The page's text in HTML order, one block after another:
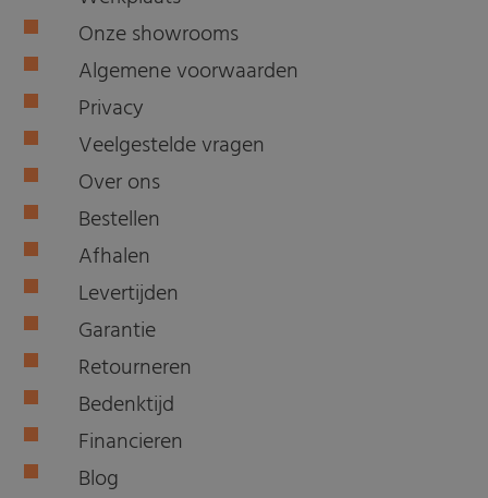
Onze showrooms
Algemene voorwaarden
Privacy
Veelgestelde vragen
Over ons
Bestellen
Afhalen
Levertijden
Garantie
Retourneren
Bedenktijd
Financieren
Blog